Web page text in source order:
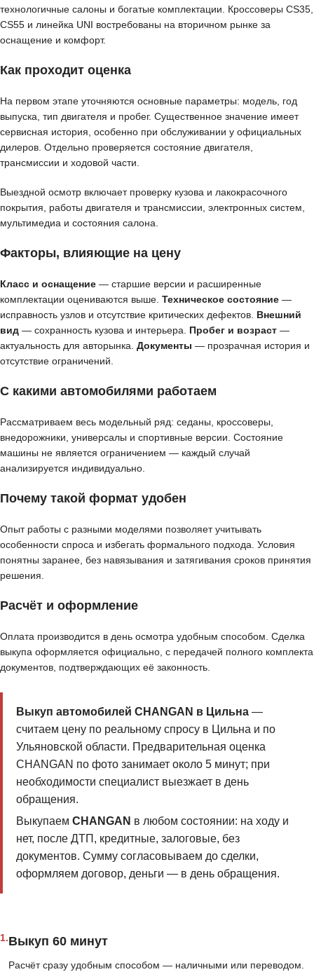
технологичные салоны и богатые комплектации. Кроссоверы CS35,
CS55 и линейка UNI востребованы на вторичном рынке за
оснащение и комфорт.
Как проходит оценка
На первом этапе уточняются основные параметры: модель, год
выпуска, тип двигателя и пробег. Существенное значение имеет
сервисная история, особенно при обслуживании у официальных
дилеров. Отдельно проверяется состояние двигателя,
трансмиссии и ходовой части.
Выездной осмотр включает проверку кузова и лакокрасочного
покрытия, работы двигателя и трансмиссии, электронных систем,
мультимедиа и состояния салона.
Факторы, влияющие на цену
Класс и оснащение — старшие версии и расширенные
комплектации оцениваются выше. Техническое состояние —
исправность узлов и отсутствие критических дефектов. Внешний
вид — сохранность кузова и интерьера. Пробег и возраст —
актуальность для авторынка. Документы — прозрачная история и
отсутствие ограничений.
С какими автомобилями работаем
Рассматриваем весь модельный ряд: седаны, кроссоверы,
внедорожники, универсалы и спортивные версии. Состояние
машины не является ограничением — каждый случай
анализируется индивидуально.
Почему такой формат удобен
Опыт работы с разными моделями позволяет учитывать
особенности спроса и избегать формального подхода. Условия
понятны заранее, без навязывания и затягивания сроков принятия
решения.
Расчёт и оформление
Оплата производится в день осмотра удобным способом. Сделка
выкупа оформляется официально, с передачей полного комплекта
документов, подтверждающих её законность.
Выкуп автомобилей CHANGAN в Цильна—
считаем цену по реальному спросу в Цильна и по
Ульяновской области. Предварительная оценка
CHANGAN по фото занимает около 5 минут; при
необходимости специалист выезжает в день
обращения.
Выкупаем CHANGAN в любом состоянии: на ходу и
нет, после ДТП, кредитные, залоговые, без
документов. Сумму согласовываем до сделки,
оформляем договор, деньги — в день обращения.
1.Выкуп 60 минут
Расчёт сразу удобным способом — наличными или переводом.